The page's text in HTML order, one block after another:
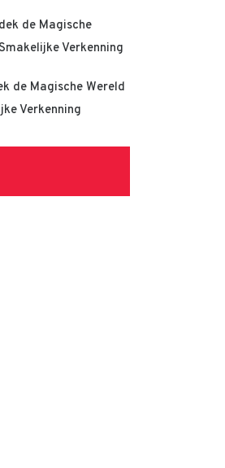
de Magische
Verkenning
de Magische Wereld
Verkenning